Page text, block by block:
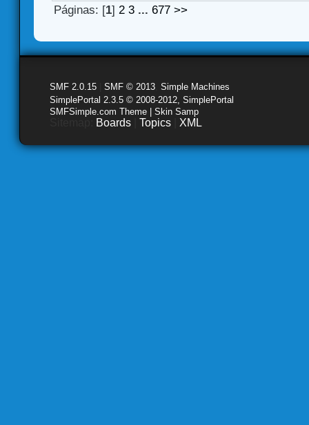
Páginas: [1]2 3 ...677 >>
SMF 2.0.15 SMF © 2013 Simple Machines
SimplePortal 2.3.5 © 2008-2012, SimplePortal
SMFSimple.com Theme | Skin Samp
Boards Topics XML